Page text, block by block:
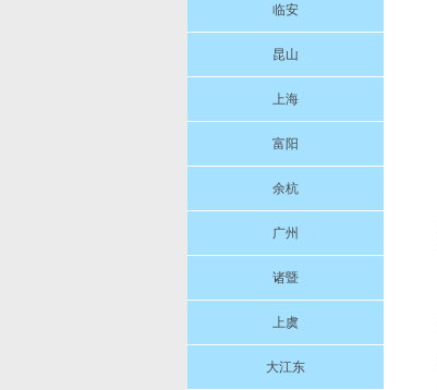
临安
昆山
上海
富阳
余杭
广州
诸暨
上虞
大江东